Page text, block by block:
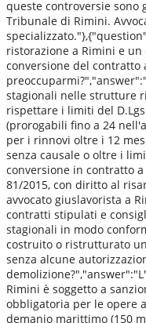
queste controversie sono
Tribunale di Rimini.
ristorazione a Rimini e
conversione del
stagionali nelle strutture
rispettare i limiti del
(prorogabili fino a 24
per i rinnovi oltre i 12
senza causale o oltre i
conversione in contratto
81/2015, con diritto al
avvocato giuslavorista a
contratti stipulati e
stagionali in modo
costruito o ristrutturato
senza alcune
Rimini è soggetto a
obbligatoria per le opere
demanio marittimo (150